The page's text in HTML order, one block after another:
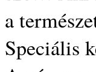
a
Speciális